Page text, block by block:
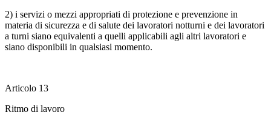
2) i servizi o mezzi appropriati di protezione e prevenzione in
materia di sicurezza e di salute dei lavoratori notturni e dei lavoratori
a turni siano equivalenti a quelli applicabili agli altri lavoratori e
siano disponibili in qualsiasi momento.
Articolo 13
Ritmo di lavoro